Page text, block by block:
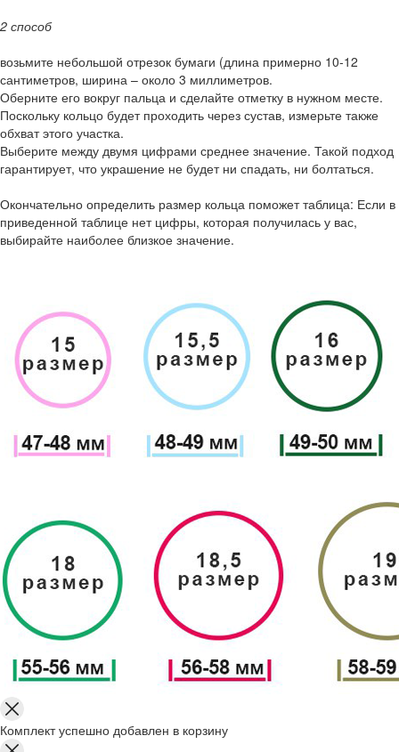
2 способ
возьмите небольшой отрезок бумаги (длина примерно 10-12
сантиметров, ширина – около 3 миллиметров.
Оберните его вокруг пальца и сделайте отметку в нужном месте.
Поскольку кольцо будет проходить через сустав, измерьте также
обхват этого участка.
Выберите между двумя цифрами среднее значение. Такой подход
гарантирует, что украшение не будет ни спадать, ни болтаться.
Окончательно определить размер кольца поможет таблица: Если в
приведенной таблице нет цифры, которая получилась у вас,
выбирайте наиболее близкое значение.
Комплект успешно добавлен в корзину